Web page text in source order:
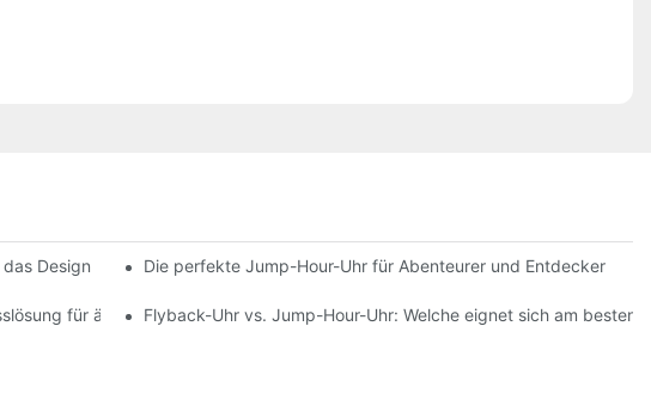
Design Die perfekte Jump-Hour-Uhr für Abenteurer und Entdecker
für ältere MenschenFlyback-Uhr vs. Jump-Hour-Uhr: Welche eignet sich am besten